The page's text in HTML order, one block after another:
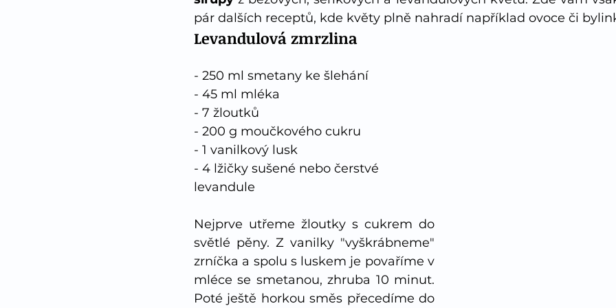
pár dalších receptů, kde květy plně nahradí například ovoce či
Levandulová zmrzlina
- 250 ml smetany ke šlehání
- 45 ml mléka
- 7 žloutků
- 200 g moučkového cukru
- 1 vanilkový lusk
- 4 lžičky sušené nebo čerstvé
levandule
Nejprve utřeme žloutky s cukrem do
světlé pěny. Z vanilky "vyškrábneme"
zrníčka a spolu s luskem je povaříme v
mléce se smetanou, zhruba 10 minut.
Poté ještě horkou směs přecedíme do